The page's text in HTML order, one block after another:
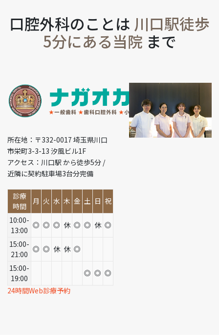
口腔外科のことは 川口駅徒歩
5分にある当院 まで
所在地：〒332-0017 埼玉県川口
市栄町3-3-13 汐風ビル1F
アクセス：川口駅 から徒歩5分 /
近隣に契約駐車場3台分完備
診療
時間
月 火 水 木 金 土 日 祝
10:00-
13:00
◎ ◎ ◎ 休 ◎ ◎ 休 ◎
15:00-
21:00
◎ ◎ 休 休 ◎
15:00-
19:00
◎ ◎ ◎
24時間Web診療予約